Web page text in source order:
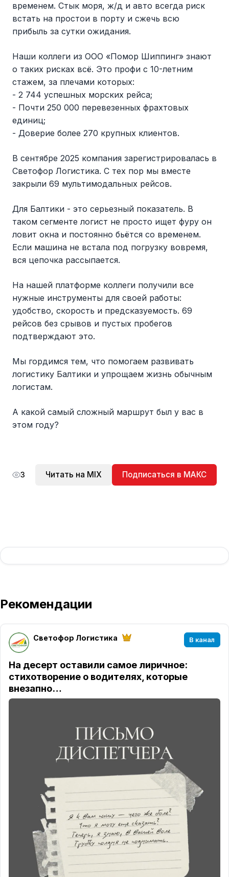
временем. Стык моря, ж/д и авто всегда риск
встать на простои в порту и сжечь всю
прибыль за сутки ожидания.
Наши коллеги из ООО «Помор Шиппинг» знают
о таких рисках всё. Это профи с 10-летним
стажем, за плечами которых:
- 2 744 успешных морских рейса;
- Почти 250 000 перевезенных фрахтовых
единиц;
- Доверие более 270 крупных клиентов.
В сентябре 2025 компания зарегистрировалась в
Светофор Логистика. С тех пор мы вместе
закрыли 69 мультимодальных рейсов.
Для Балтики - это серьезный показатель. В
таком сегменте логист не просто ищет фуру он
ловит окна и постоянно бьётся со временем.
Если машина не встала под погрузку вовремя,
вся цепочка рассыпается.
На нашей платформе коллеги получили все
нужные инструменты для своей работы:
удобство, скорость и предсказуемость. 69
рейсов без срывов и пустых пробегов
подтверждают это.
Мы гордимся тем, что помогаем развивать
логистику Балтики и упрощаем жизнь обычным
логистам.
А какой самый сложный маршрут был у вас в
этом году?
3 Читать на MIX Подписаться в МАКС
Рекомендации
Светофор Логистика В канал
На десерт оставили самое лиричное:
стихотворение о водителях, которые
внезапно…